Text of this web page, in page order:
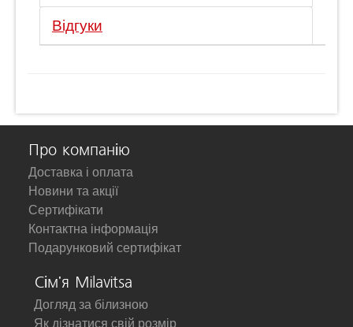
Відгуки
Про компанію
Доставка і оплата
Новини та акції
Сертифікати
Контактна інформація
Подарунковий сертифікат
Сім'я Milavitsa
Догляд за білизною
Як дізнатися свій розмір